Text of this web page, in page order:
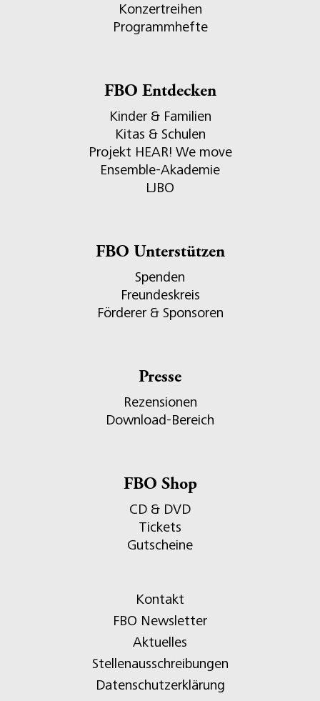
Konzertreihen
Programmhefte
FBO Entdecken
Kinder & Familien
Kitas & Schulen
Projekt HEAR! We move
Ensemble-Akademie
LJBO
FBO Unterstützen
Spenden
Freundeskreis
Förderer & Sponsoren
Presse
Rezensionen
Download-Bereich
FBO Shop
CD & DVD
Tickets
Gutscheine
Kontakt
FBO Newsletter
Aktuelles
Stellenausschreibungen
Datenschutzerklärung